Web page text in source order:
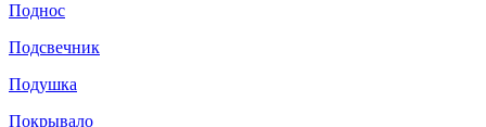
Поднос
Подсвечник
Подушка
Покрывало